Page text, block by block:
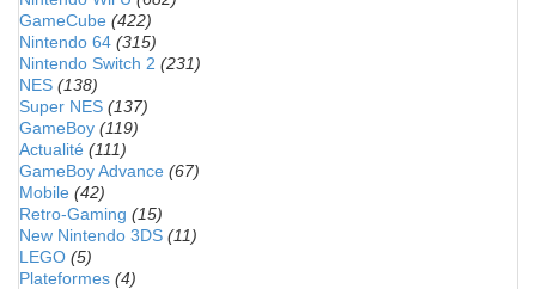
GameCube (422)
Nintendo 64 (315)
Nintendo Switch 2 (231)
NES (138)
Super NES (137)
GameBoy (119)
Actualité (111)
GameBoy Advance (67)
Mobile (42)
Retro-Gaming (15)
New Nintendo 3DS (11)
LEGO (5)
Plateformes (4)